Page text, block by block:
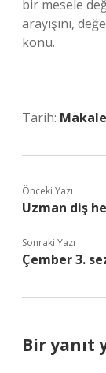
bir mesele
arayışını,
konu.
Tarih:
Önceki Yazı
Uzman diş
Sonraki Yazı
Çember 3.
Bir yanıt